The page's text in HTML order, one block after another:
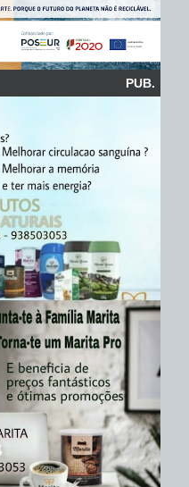
PUB.